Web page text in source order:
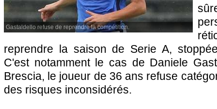
Gastaldello refuse de reprendre la compétition.
reprendre la saison de Serie A,
C'est notamment le cas de Daniele
Brescia, le joueur de 36 ans refuse
des risques inconsidérés.